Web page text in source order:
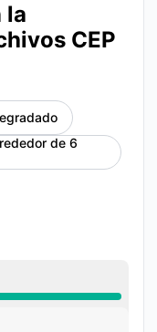
la
CEP
de 6
AM a 6:00 AM